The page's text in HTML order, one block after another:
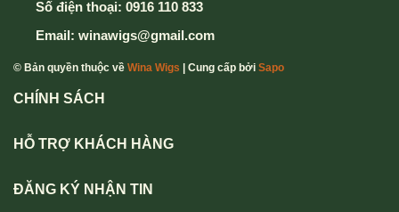
Số điện thoại: 0916 110 833
Email: winawigs@gmail.com
© Bản quyền thuộc về Wina Wigs | Cung cấp bởi Sapo
CHÍNH SÁCH
HỖ TRỢ KHÁCH HÀNG
ĐĂNG KÝ NHẬN TIN